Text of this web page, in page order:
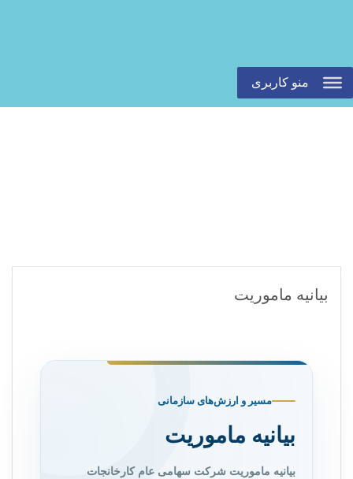
منو کاربری
بیانیه ماموریت
مسیر و ارزش‌های سازمانی
بیانیه ماموریت
بیانیه ماموریت شرکت سهامی عام کارخانجات